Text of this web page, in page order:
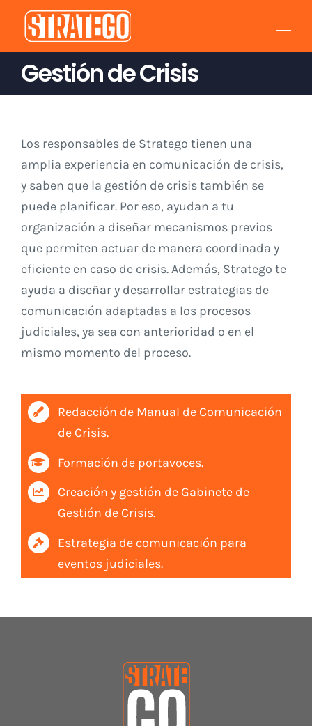
Saltar
contenido
Gestión de Crisis
Los responsables de Stratego tienen una
amplia experiencia en comunicación de crisis,
y saben que la gestión de crisis también se
puede planificar. Por eso, ayudan a tu
organización a diseñar mecanismos previos
que permiten actuar de manera coordinada y
eficiente en caso de crisis. Además, Stratego te
ayuda a diseñar y desarrollar estrategias de
comunicación adaptadas a los procesos
judiciales, ya sea con anterioridad o en el
mismo momento del proceso.
Redacción de Manual de Comunicación
de Crisis.
Formación de portavoces.
Creación y gestión de Gabinete de
Gestión de Crisis.
Estrategia de comunicación para
eventos judiciales.